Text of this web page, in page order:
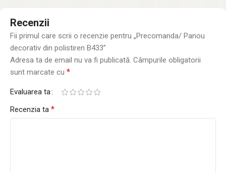
Recenzii
Fii primul care scrii o recenzie pentru „Precomanda/ Panou
decorativ din polistiren B433”
Adresa ta de email nu va fi publicată. Câmpurile obligatorii
sunt marcate cu *
Evaluarea ta
Recenzia ta *